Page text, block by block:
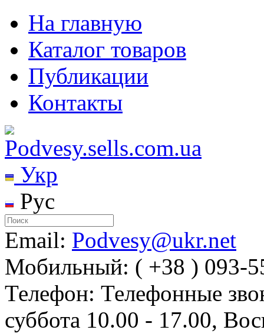
На главную
Каталог товаров
Публикации
Контакты
Укр
Рус
Email: Podvesy@ukr.net
Мобильный: ( +38 ) 093-
Телефон: Телефонные
суббота 10.00 - 17.00,